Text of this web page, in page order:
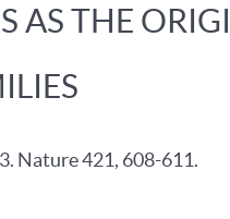
AS THE
Nature 421, 608-611.